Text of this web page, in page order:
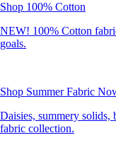
Shop 100% Cotton
NEW! 100% Cotton
goals.
Shop Summer Fabric
Daisies, summery solids,
fabric collection.